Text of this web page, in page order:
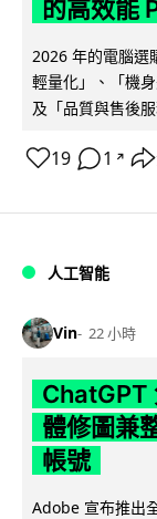
的高效能
2026 年的電腦選
輕量化」、「機
及「品質與售後
19 1 ↗
人工智能
Vin 22 小時
ChatGPT
體修圖兼
帳號
Adobe 宣布推出